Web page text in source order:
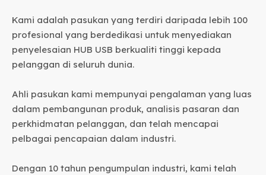
Kami adalah pasukan yang terdiri daripada lebih 100
profesional yang berdedikasi untuk menyediakan
penyelesaian HUB USB berkualiti tinggi kepada
pelanggan di seluruh dunia.
Ahli pasukan kami mempunyai pengalaman yang luas
dalam pembangunan produk, analisis pasaran dan
perkhidmatan pelanggan, dan telah mencapai
pelbagai pencapaian dalam industri.
Dengan 10 tahun pengumpulan industri, kami telah